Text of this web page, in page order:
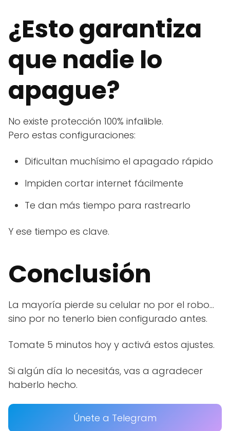
¿Esto garantiza
que nadie lo
apague?
No existe protección 100% infalible.
Pero estas configuraciones:
Dificultan muchísimo el apagado rápido
Impiden cortar internet fácilmente
Te dan más tiempo para rastrearlo
Y ese tiempo es clave.
Conclusión
La mayoría pierde su celular no por el robo…
sino por no tenerlo bien configurado antes.
Tomate 5 minutos hoy y activá estos ajustes.
Si algún día lo necesitás, vas a agradecer
haberlo hecho.
Únete a Telegram